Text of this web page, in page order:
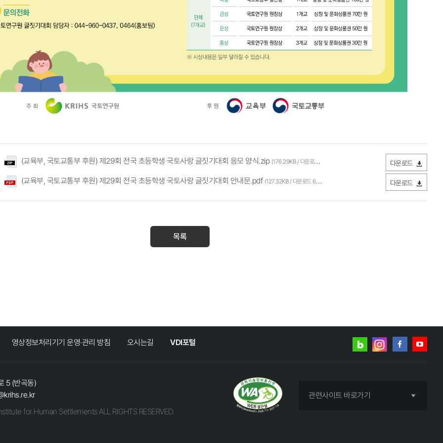
(교육부, 국토교통부 후원) 제29회 전국 초등학생 국토사랑 글짓기대회 응모 양식.zip (176.29KB / 다운로드 655회) 다운로드
(교육부, 국토교통부 후원) 제29회 전국 초등학생 국토사랑 글짓기대회 안내문.pdf (127.32KB / 다운로드 634회) 다운로드
목록
영상정보처리기기 운영·관리 방침 오시는길 VDI포털
네이버
인스타그램
5 (반곡동)
for Human Settlements ALL RIGHTS RESERVED.
관련사이트 바로가기